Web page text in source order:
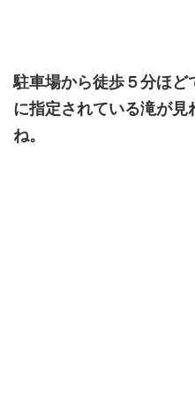
駐車場から徒歩５分ほ
に指定されている滝が
ね。